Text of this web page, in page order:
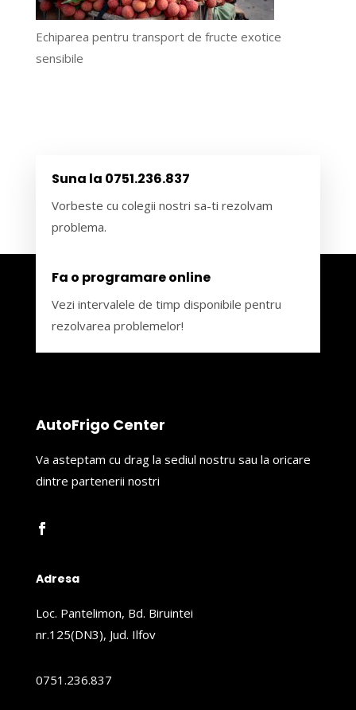
Echiparea pentru transport de fructe exotice
sensibile
Suna la 0751.236.837
Vorbeste cu colegii nostri sa-ti rezolvam
problema.
Fa o programare online
Vezi intervalele de timp disponibile pentru
rezolvarea problemelor!
AutoFrigo Center
Va asteptam cu drag la sediul nostru sau la oricare
dintre partenerii nostri
Adresa
Loc. Pantelimon, Bd. Biruintei
nr.125(DN3), Jud. Ilfov
0751.236.837